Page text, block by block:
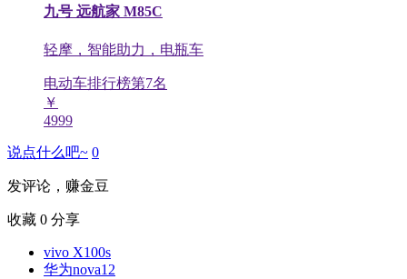
九号 远航家 M85C
轻摩，智能助力，电瓶车
电动车排行榜第7名
￥
4999
说点什么吧~ 0
发评论，赚金豆
收藏 0 分享
vivo X100s
华为nova12